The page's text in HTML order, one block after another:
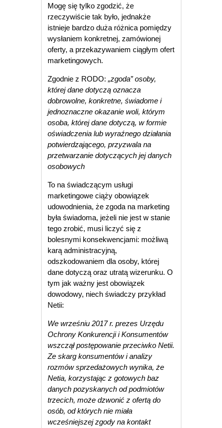
Mogę się tylko zgodzić, że
rzeczywiście tak było, jednakże
istnieje bardzo duża różnica pomiędzy
wysłaniem konkretnej, zamówionej
oferty, a przekazywaniem ciągłym ofert
marketingowych.
Zgodnie z RODO: „zgoda” osoby,
której dane dotyczą oznacza
dobrowolne, konkretne, świadome i
jednoznaczne okazanie woli, którym
osoba, której dane dotyczą, w formie
oświadczenia lub wyraźnego działania
potwierdzającego, przyzwala na
przetwarzanie dotyczących jej danych
osobowych
To na świadczącym usługi
marketingowe ciąży obowiązek
udowodnienia, że zgoda na marketing
była świadoma, jeżeli nie jest w stanie
tego zrobić, musi liczyć się z
bolesnymi konsekwencjami: możliwą
karą administracyjną,
odszkodowaniem dla osoby, której
dane dotyczą oraz utratą wizerunku. O
tym jak ważny jest obowiązek
dowodowy, niech świadczy przykład
Netii:
We wrześniu 2017 r. prezes Urzędu
Ochrony Konkurencji i Konsumentów
wszczął postępowanie przeciwko Netii.
Ze skarg konsumentów i analizy
rozmów sprzedażowych wynika, że
Netia, korzystając z gotowych baz
danych pozyskanych od podmiotów
trzecich, może dzwonić z ofertą do
osób, od których nie miała
wcześniejszej zgody na kontakt